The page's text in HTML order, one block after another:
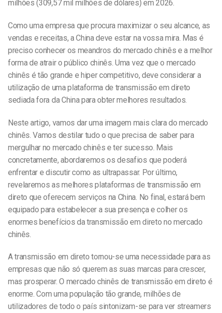
milhões (309,57 mil milhões de dólares) em 2026.
Como uma empresa que procura maximizar o seu alcance, as
vendas e receitas, a China deve estar na vossa mira. Mas é
preciso conhecer os meandros do mercado chinês e a melhor
forma de atrair o público chinês. Uma vez que o mercado
chinês é tão grande e hiper competitivo, deve considerar a
utilização de uma plataforma de transmissão em direto
sediada fora da China para obter melhores resultados.
Neste artigo, vamos dar uma imagem mais clara do mercado
chinês. Vamos destilar tudo o que precisa de saber para
mergulhar no mercado chinês e ter sucesso. Mais
concretamente, abordaremos os desafios que poderá
enfrentar e discutircomo as ultrapassar. Por último,
revelaremos as melhores plataformas de transmissão em
direto que oferecem serviços na China. No final, estará bem
equipado para estabelecer a sua presença e colher os
enormes benefícios da transmissão em direto no mercado
chinês.
A transmissão em direto tornou-se uma necessidade para as
empresas que não só querem as suas marcas para crescer,
mas prosperar. O mercado chinês de transmissão em direto é
enorme. Com uma população tão grande, milhões de
utilizadores de todo o país sintonizam-se para ver streamers